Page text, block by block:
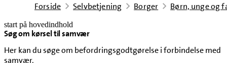
Forside Selvbetjening Borger Børn, unge og
start på hovedindhold
Søg om kørsel til samvær
Her kan du søge om befordringsgodtgørelse i forbindelse med
samvær.
senest opdateret 7. april 2026